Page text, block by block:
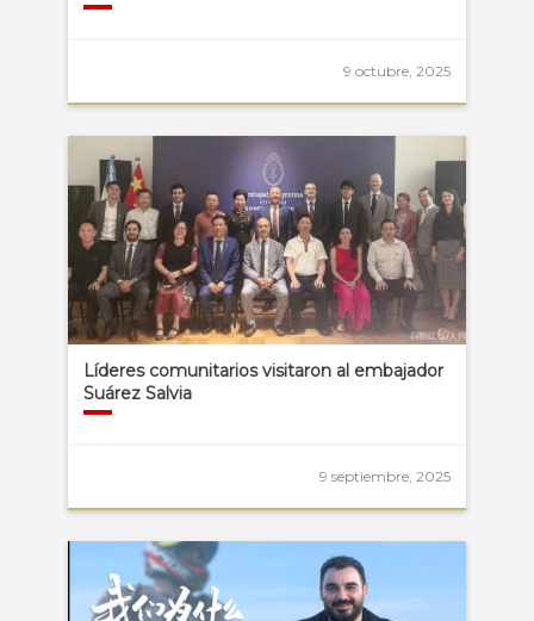
9 octubre, 2025
Líderes comunitarios visitaron al embajador
Suárez Salvia
9 septiembre, 2025